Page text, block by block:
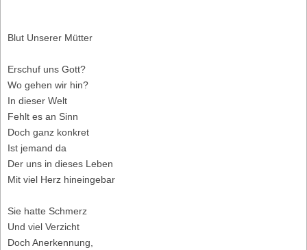
Blut Unserer Mütter
Erschuf uns Gott?
Wo gehen wir hin?
In dieser Welt
Fehlt es an Sinn
Doch ganz konkret
Ist jemand da
Der uns in dieses Leben
Mit viel Herz hineingebar
Sie hatte Schmerz
Und viel Verzicht
Doch Anerkennung,